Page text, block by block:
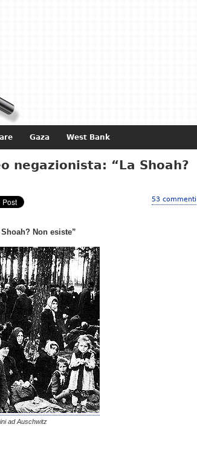
Gaza West Bank
negazionista: “La Shoah?
53 commenti
Non esiste”
ad Auschwitz